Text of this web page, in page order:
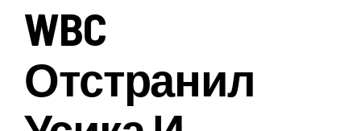
WBC
Отстранил